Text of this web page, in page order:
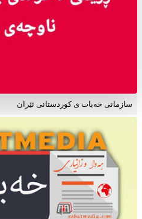
سازمانی خەبات ی کوردستانی ئێران